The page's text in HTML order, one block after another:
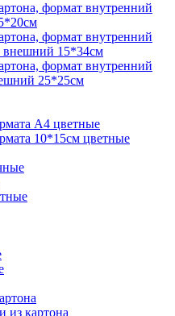
формат внутренний
формат внутренний
внешний 15*34см
формат внутренний
25*25см
А4 цветные
10*15см цветные
из картона